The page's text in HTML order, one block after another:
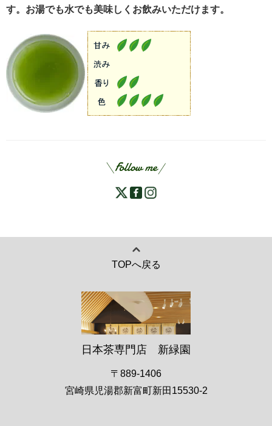
す。お湯でも水でも美味しくお飲みいただけます。
TOPへ戻る
日本茶専門店 新緑園
〒889-1406
宮崎県児湯郡新富町新田15530-2